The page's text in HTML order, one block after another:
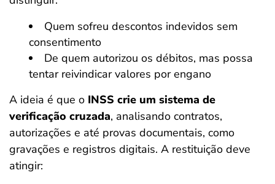
Quem sofreu descontos indevidos sem
consentimento
De quem autorizou os débitos, mas possa
tentar reivindicar valores por engano
A ideia é que o INSS crie um sistema de
verificação cruzada, analisando contratos,
autorizações e até provas documentais, como
gravações e registros digitais. A restituição deve
atingir: